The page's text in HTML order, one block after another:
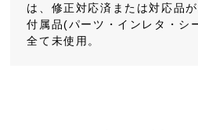
は、修正対応済または対応品が
付属品(パーツ・インレタ・シ
全て未使用。